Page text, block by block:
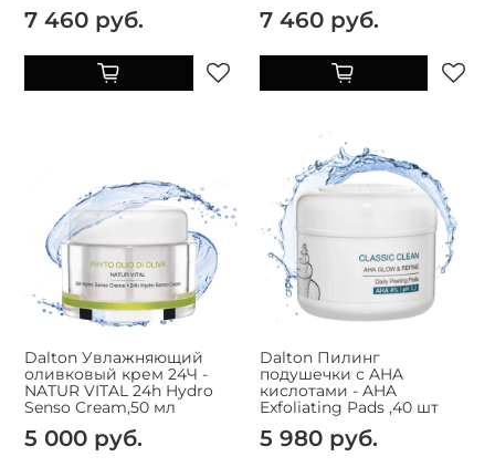
7 460 руб. 7 460 руб.
Dalton Увлажняющий
оливковый крем 24Ч -
NATUR VITAL 24h Hydro
Senso Cream,50 мл
5 000 руб.
Dalton Пилинг
подушечки с AHA
кислотами - AHA
Exfoliating Pads ,40 шт
5 980 руб.